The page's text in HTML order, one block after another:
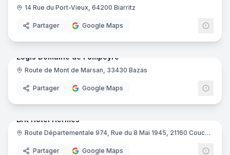
14 Rue du Port-Vieux, 64200 Biarritz
Partager Google Maps
64
Logis Domaine de Fompeyre
Route de Mont de Marsan, 33430 Bazas
Partager Google Maps
15
Brit Hotel Hermes
Route Départementale 974, Rue du 8 Mai 1945, 21160 Couchey
Partager Google Maps